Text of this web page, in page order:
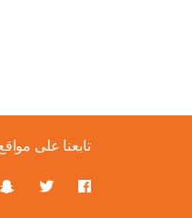
تابعنا على